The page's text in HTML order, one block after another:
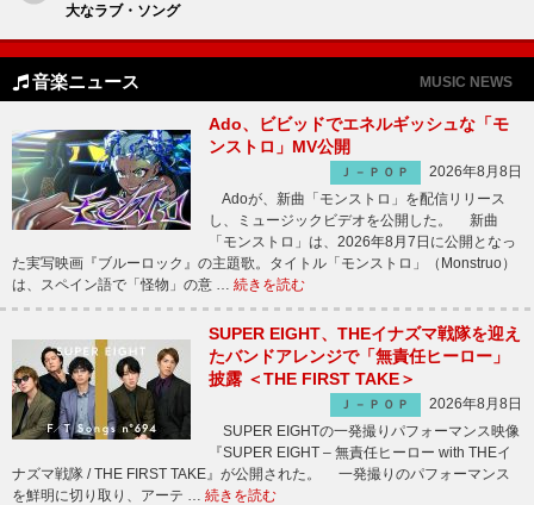
大なラブ・ソング
音楽ニュース MUSIC NEWS
Ado、ビビッドでエネルギッシュな「モ
ンストロ」MV公開
Ｊ－ＰＯＰ
2026年8月8日
Adoが、新曲「モンストロ」を配信リリース
し、ミュージックビデオを公開した。 新曲
「モンストロ」は、2026年8月7日に公開となっ
た実写映画『ブルーロック』の主題歌。タイトル「モンストロ」（Monstruo）
は、スペイン語で「怪物」の意 … 続きを読む
SUPER EIGHT、THEイナズマ戦隊を迎え
たバンドアレンジで「無責任ヒーロー」
披露 ＜THE FIRST TAKE＞
Ｊ－ＰＯＰ
2026年8月8日
SUPER EIGHTの一発撮りパフォーマンス映像
『SUPER EIGHT – 無責任ヒーロー with THEイ
ナズマ戦隊 / THE FIRST TAKE』が公開された。 一発撮りのパフォーマンス
を鮮明に切り取り、アーテ … 続きを読む